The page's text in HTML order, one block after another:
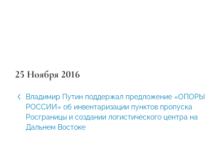
25 Ноября 2016
Владимир Путин поддержал предложение «ОПОРЫ
РОССИИ» об инвентаризации пунктов пропуска
Росграницы и создании логистического центра на
Дальнем Востоке